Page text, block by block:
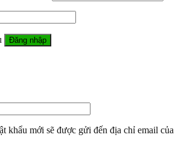
Đăng nhập
khẩu mới sẽ được gửi đến địa chỉ email của